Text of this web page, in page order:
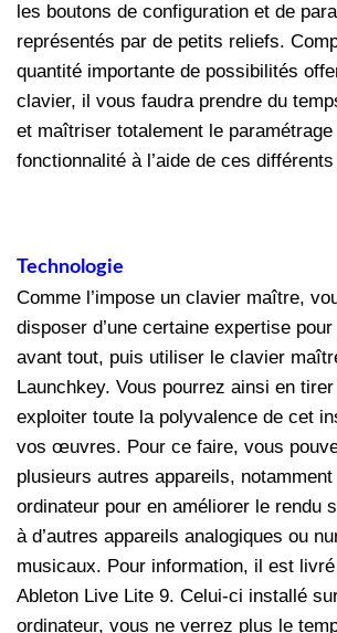
les boutons de configuration et de
représentés par de petits reliefs.
quantité importante de possibilités
clavier, il vous faudra prendre du
et maîtriser totalement le paramétrage
fonctionnalité à l’aide de ces
Technologie
Comme l’impose un clavier maître,
disposer d’une certaine expertise
avant tout, puis utiliser le clavier
Launchkey. Vous pourrez ainsi en
exploiter toute la polyvalence de cet
vos œuvres. Pour ce faire, vous
plusieurs autres appareils,
ordinateur pour en améliorer le rendu
à d’autres appareils analogiques ou
musicaux. Pour information, il est
Ableton Live Lite 9. Celui-ci installé
ordinateur, vous ne verrez plus le